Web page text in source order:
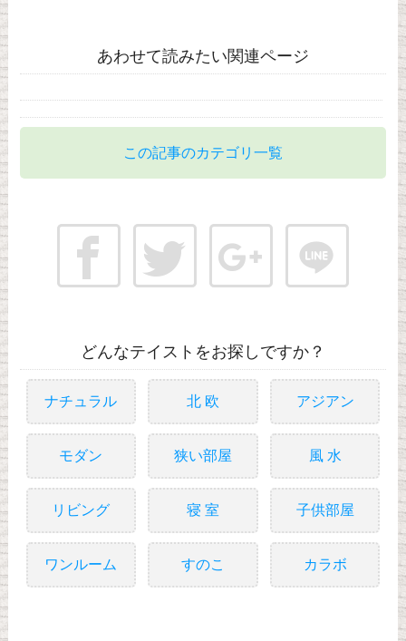
あわせて読みたい関連ページ
この記事のカテゴリ一覧
どんなテイストをお探しですか？
ナチュラル 北 欧 アジアン
モダン 狭い部屋 風 水
リビング 寝 室 子供部屋
ワンルーム すのこ カラボ